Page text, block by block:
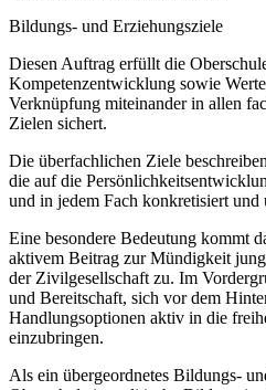
Bildungs- und Erziehungsziele
Diesen Auftrag erfüllt die
Kompetenzentwicklung sowie
Verknüpfung miteinander in allen
Zielen sichert.
Die überfachlichen Ziele
die auf die
und in jedem Fach konkretisiert und
Eine besondere Bedeutung kommt
aktivem Beitrag zur Mündigkeit
der Zivilgesellschaft zu. Im
und Bereitschaft, sich vor dem
Handlungsoptionen aktiv in die
einzubringen.
Als ein übergeordnetes Bildungs-